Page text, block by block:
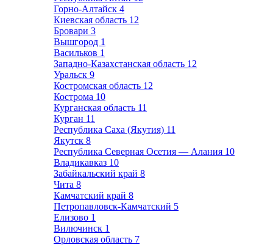
Горно-Алтайск 4
Киевская область 12
Бровари 3
Вышгород 1
Васильков 1
Западно-Казахстанская область 12
Уральск 9
Костромская область 12
Кострома 10
Курганская область 11
Курган 11
Республика Саха (Якутия) 11
Якутск 8
Республика Северная Осетия — Алания 10
Владикавказ 10
Забайкальский край 8
Чита 8
Камчатский край 8
Петропавловск-Камчатский 5
Елизово 1
Вилючинск 1
Орловская область 7